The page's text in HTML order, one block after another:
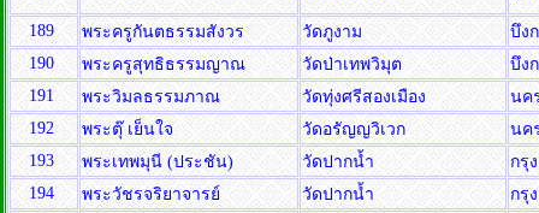
189 พระครูกันตธรรมสังวร วัดภูงาม
บึง
190
พระครูสุทธิธรรมญาณ วัดป่าเทพวิมุต
บึง
191
พระวิมลธรรมภาณ วัดทุ่งศรีสองเมือง
นค
192
พระตุ๊ เย็นใจ วัดอรัญญวิเวก
นค
193
พระเทพมุนี (ประชัน) วัดปากน้ำ
กรุ
194
พระวัชรจริยาจารย์ วัดปากน้ำ
กรุ